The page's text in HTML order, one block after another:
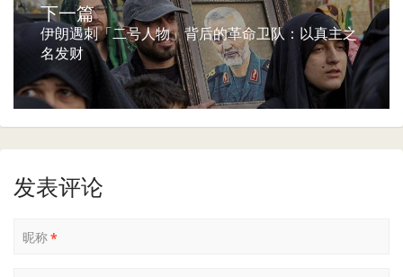
下一篇
伊朗遇刺「二号人物」背后的革命卫队：以真主之
名发财
发表评论
昵称*